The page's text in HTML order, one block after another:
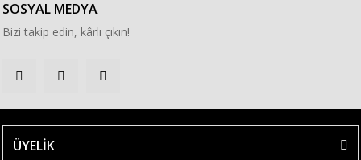
SOSYAL MEDYA
Bizi takip edin, kârlı çıkın!
ÜYELİK